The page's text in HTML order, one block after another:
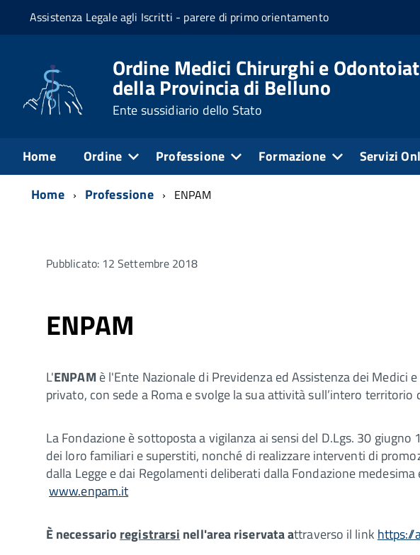
Assistenza Legale agli Iscritti - parere di primo orientamento
Ordine Medici Chirurghi e
della Provincia di Belluno
Ente sussidiario dello Stato
Home Ordine Professione Formazione Servizi
Home Professione ENPAM
Pubblicato: 12 Settembre 2018
ENPAM
L'ENPAM è l'Ente Nazionale di Previdenza ed Assistenza dei
privato, con sede a Roma e svolge la sua attività sull’intero territorio
La Fondazione è sottoposta a vigilanza ai sensi del D.Lgs. 30
dei loro familiari e superstiti, nonché di realizzare interventi di
dalla Legge e dai Regolamenti deliberati dalla Fondazione
www.enpam.it
Ènecessario registrarsi nell'area riservata attraverso il link https://